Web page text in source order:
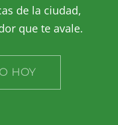
de la ciudad,
que te avale.
HOY